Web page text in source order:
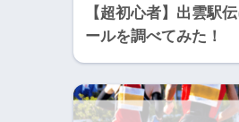
【超初心者】出雲駅
ールを調べてみた！